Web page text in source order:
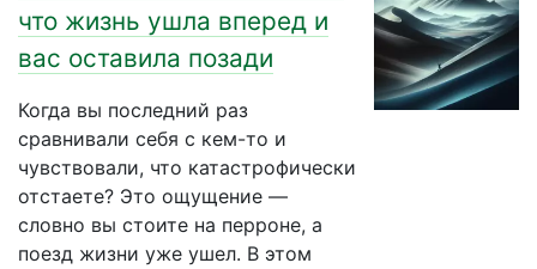
что жизнь ушла вперед и
вас оставила позади
Когда вы последний раз
сравнивали себя с кем-то и
чувствовали, что катастрофически
отстаете? Это ощущение —
словно вы стоите на перроне, а
поезд жизни уже ушел. В этом